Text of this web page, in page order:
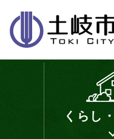
くらし